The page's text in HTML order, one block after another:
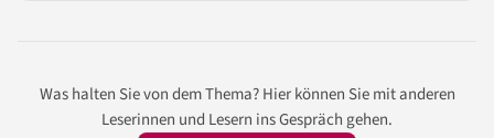
Was halten Sie von dem Thema? Hier können Sie mit anderen
Leserinnen und Lesern ins Gespräch gehen.